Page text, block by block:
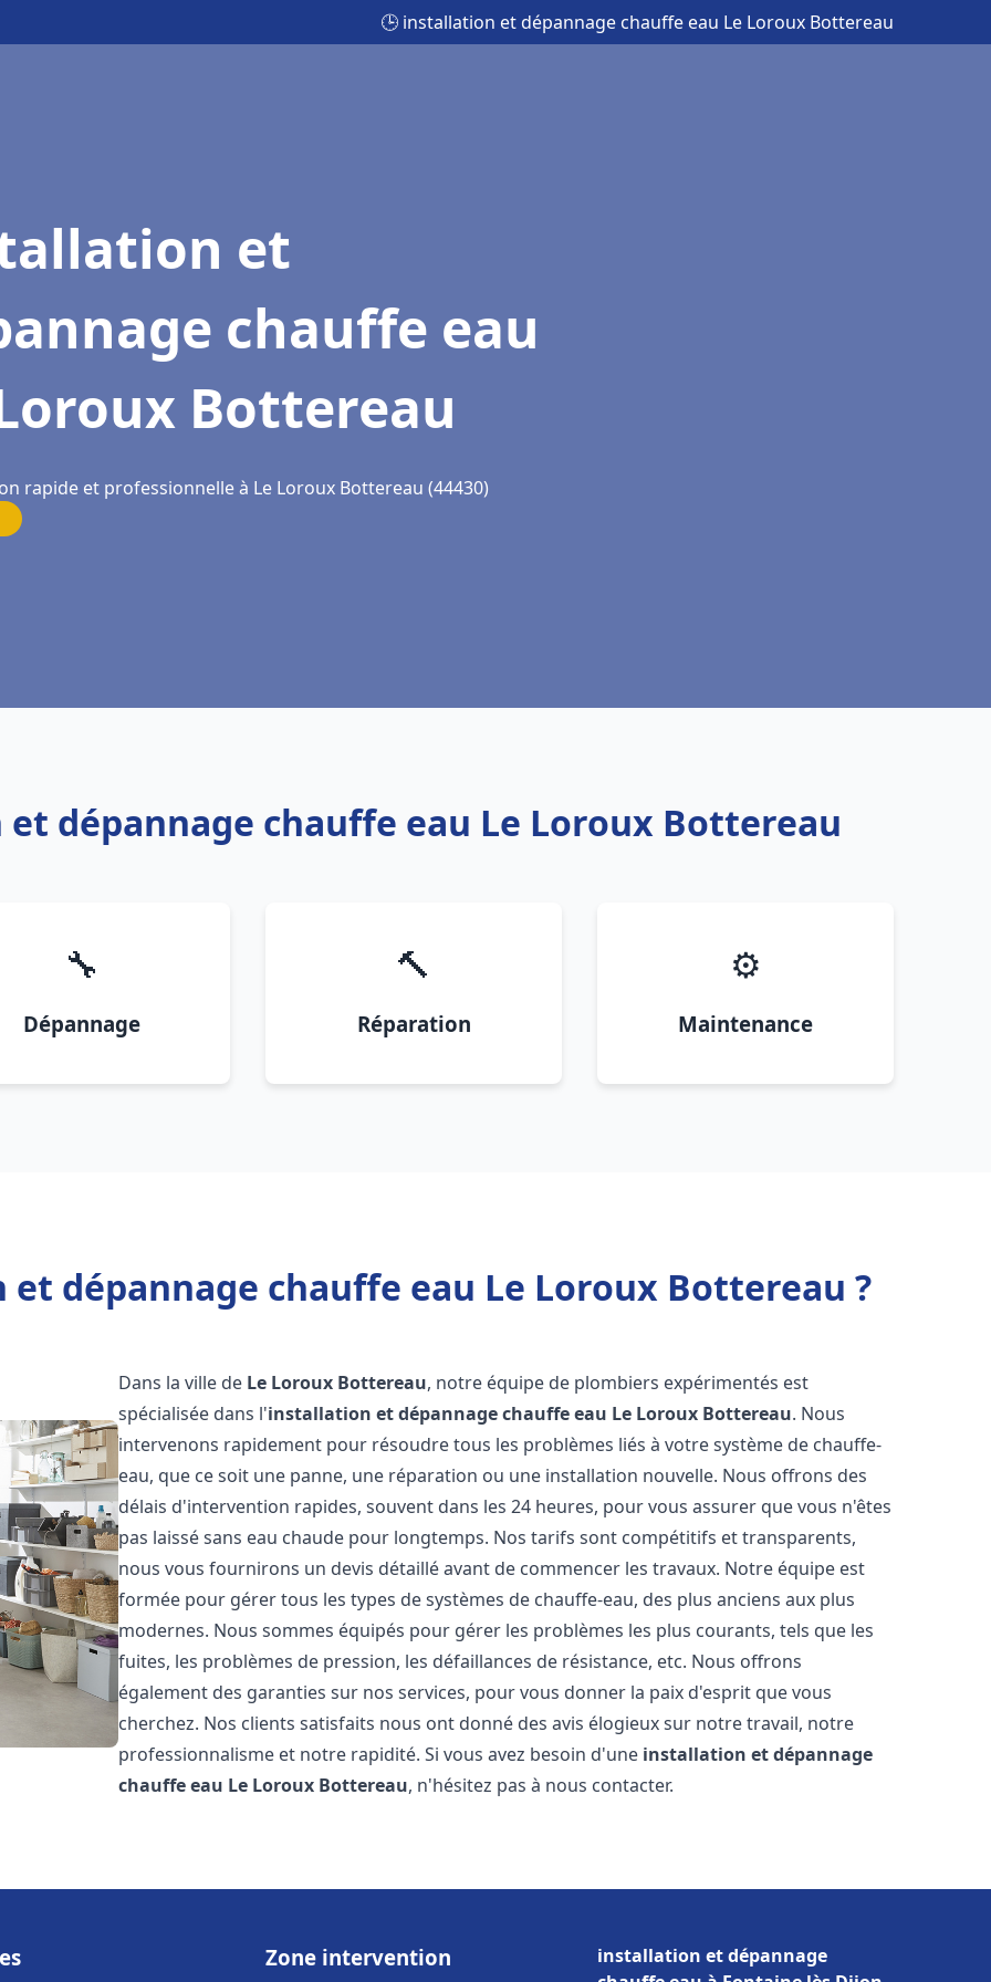
🕒 installation et dépannage chauffe eau Le Loroux Bottereau
et
chauffe eau
Bottereau
rapide et professionnelle à Le Loroux Bottereau (44430)
dépannage chauffe eau Le Loroux Bottereau
🔧
Dépannage
🔨
Réparation
⚙️
Maintenance
dépannage chauffe eau Le Loroux Bottereau ?
Dans la ville de Le Loroux Bottereau, notre équipe de plombiers expérimentés est
spécialisée dans l'installation et dépannage chauffe eau Le Loroux Bottereau. Nous
intervenons rapidement pour résoudre tous les problèmes liés à votre système de chauffe-
eau, que ce soit une panne, une réparation ou une installation nouvelle. Nous offrons des
délais d'intervention rapides, souvent dans les 24 heures, pour vous assurer que vous n'êtes
pas laissé sans eau chaude pour longtemps. Nos tarifs sont compétitifs et transparents,
nous vous fournirons un devis détaillé avant de commencer les travaux. Notre équipe est
formée pour gérer tous les types de systèmes de chauffe-eau, des plus anciens aux plus
modernes. Nous sommes équipés pour gérer les problèmes les plus courants, tels que les
fuites, les problèmes de pression, les défaillances de résistance, etc. Nous offrons
également des garanties sur nos services, pour vous donner la paix d'esprit que vous
cherchez. Nos clients satisfaits nous ont donné des avis élogieux sur notre travail, notre
professionnalisme et notre rapidité. Si vous avez besoin d'une installation et dépannage
chauffe eau Le Loroux Bottereau, n'hésitez pas à nous contacter.
Zone intervention
installation et dépannage